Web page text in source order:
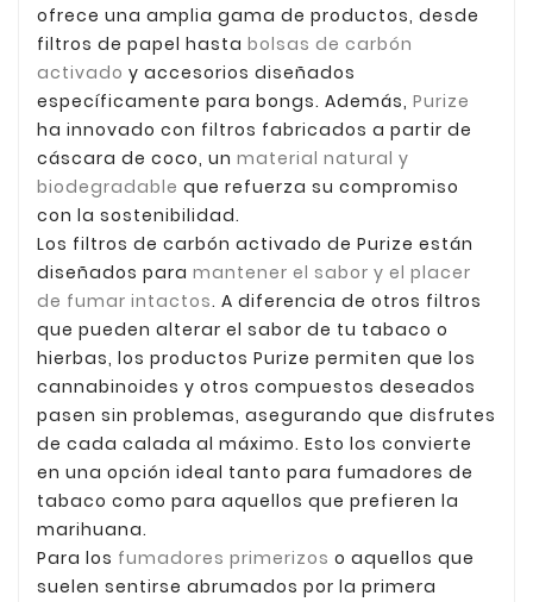
ofrece una amplia gama de productos, desde
filtros de papel hasta bolsas de carbón
activado y accesorios diseñados
específicamente para bongs. Además, Purize
ha innovado con filtros fabricados a partir de
cáscara de coco, un material natural y
biodegradable que refuerza su compromiso
con la sostenibilidad.
Los filtros de carbón activado de Purize están
diseñados para mantener el sabor y el placer
de fumar intactos. A diferencia de otros filtros
que pueden alterar el sabor de tu tabaco o
hierbas, los productos Purize permiten que los
cannabinoides y otros compuestos deseados
pasen sin problemas, asegurando que disfrutes
de cada calada al máximo. Esto los convierte
en una opción ideal tanto para fumadores de
tabaco como para aquellos que prefieren la
marihuana.
Para los fumadores primerizos o aquellos que
suelen sentirse abrumados por la primera